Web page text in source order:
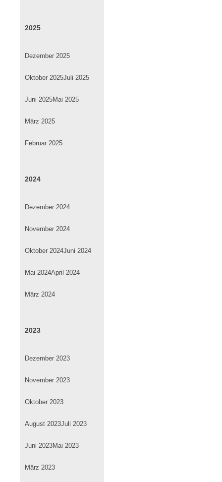
2025
Dezember 2025
Oktober 2025Juli 2025
Juni 2025Mai 2025
März 2025
Februar 2025
2024
Dezember 2024
November 2024
Oktober 2024Juni 2024
Mai 2024April 2024
März 2024
2023
Dezember 2023
November 2023
Oktober 2023
August 2023Juli 2023
Juni 2023Mai 2023
März 2023